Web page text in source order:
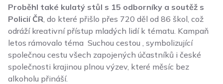
Proběhl také kulatý stůl s 15 odborníky a soutěž s
Policií ČR, do které přišlo přes 720 děl od 86 škol, což
odráží kreativní přístup mladých lidí k tématu. Kampaň
letos rámovalo téma Suchou cestou , symbolizující
společnou cestu všech zapojených účastníků i české
společnosti krajinou plnou výzev, které měsíc bez
alkoholu přináší.